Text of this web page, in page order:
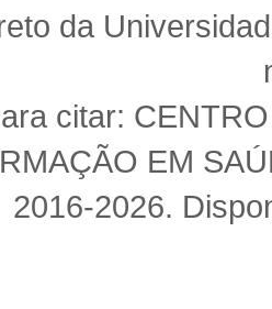
da
citar:
EM
2016-2026.